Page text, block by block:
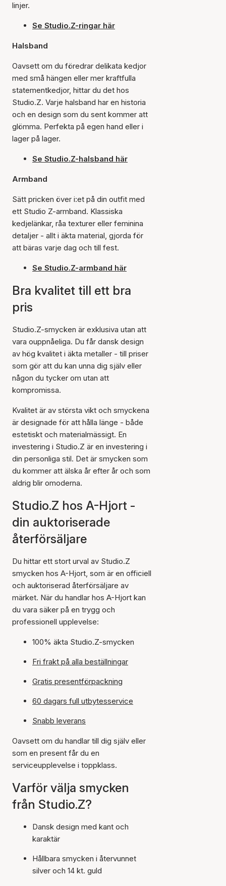
linjer.
Se Studio.Z-ringar här
Halsband
Oavsett om du föredrar delikata kedjor
med små hängen eller mer kraftfulla
statementkedjor, hittar du det hos
Studio.Z. Varje halsband har en historia
och en design som du sent kommer att
glömma. Perfekta på egen hand eller i
lager på lager.
Se Studio.Z-halsband här
Armband
Sätt pricken över i:et på din outfit med
ett Studio Z-armband. Klassiska
kedjelänkar, råa texturer eller feminina
detaljer - allt i äkta material, gjorda för
att bäras varje dag och till fest.
Se Studio.Z-armband här
Bra kvalitet till ett bra
pris
Studio.Z-smycken är exklusiva utan att
vara ouppnåeliga. Du får dansk design
av hög kvalitet i äkta metaller - till priser
som gör att du kan unna dig själv eller
någon du tycker om utan att
kompromissa.
Kvalitet är av största vikt och smyckena
är designade för att hålla länge - både
estetiskt och materialmässigt. En
investering i Studio.Z är en investering i
din personliga stil. Det är smycken som
du kommer att älska år efter år och som
aldrig blir omoderna.
Studio.Z hos A-Hjort -
din auktoriserade
återförsäljare
Du hittar ett stort urval av Studio.Z
smycken hos A-Hjort, som är en officiell
och auktoriserad återförsäljare av
märket. När du handlar hos A-Hjort kan
du vara säker på en trygg och
professionell upplevelse:
100% äkta Studio.Z-smycken
Fri frakt på alla beställningar
Gratis presentförpackning
60 dagars full utbytesservice
Snabb leverans
Oavsett om du handlar till dig själv eller
som en present får du en
serviceupplevelse i toppklass.
Varför välja smycken
från Studio.Z?
Dansk design med kant och
karaktär
Hållbara smycken i återvunnet
silver och 14 kt. guld